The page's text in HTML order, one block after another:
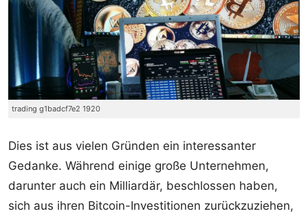
trading g1badcf7e2 1920
Dies ist aus vielen Gründen ein interessanter
Gedanke. Während einige große Unternehmen,
darunter auch ein Milliardär, beschlossen haben,
sich aus ihren Bitcoin-Investitionen zurückzuziehen,